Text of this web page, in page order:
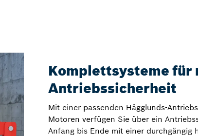
Komplettsysteme für
Antriebssicherheit
Mit einer passenden Hägglunds-
Motoren verfügen Sie über ein
Anfang bis Ende mit einer durchgängig